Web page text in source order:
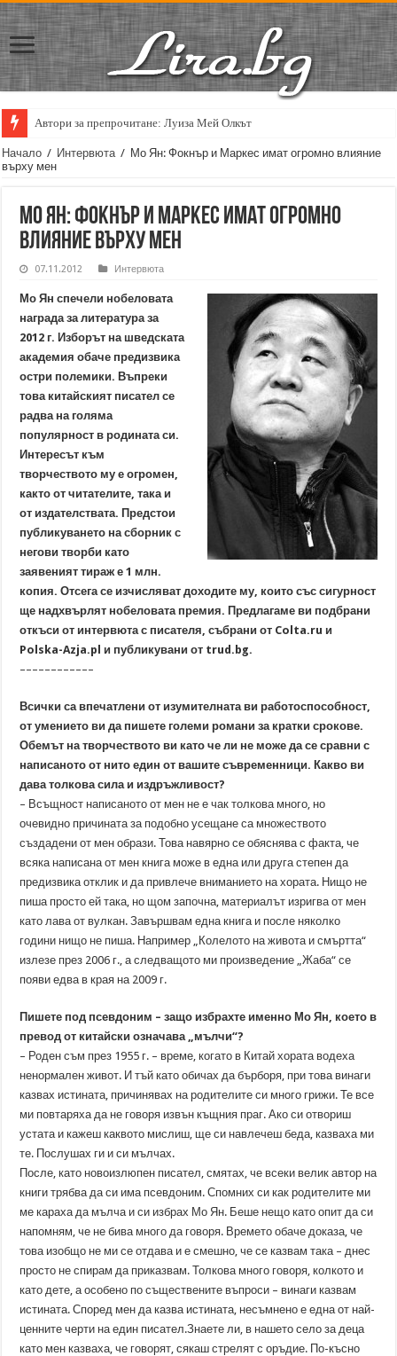
Автори за препрочитане: Луиза Мей Олкът
Кирил Кадийски: „Плачът на големия поет винаги е и сила, и
Начало / Интервюта / Мо Ян: Фокнър и Маркес имат огромно влияние
върху мен
Мо Ян: Фокнър и Маркес имат огромно
влияние върху мен
07.11.2012 Интервюта
Мо Ян спечели нобеловата
награда за литература за
2012 г. Изборът на шведската
академия обаче предизвика
остри полемики. Въпреки
това китайският писател се
радва на голяма
популярност в родината си.
Интересът към
творчеството му е огромен,
както от читателите, така и
от издателствата. Предстои
публикуването на сборник с
негови творби като
заявеният тираж е 1 млн.
копия. Отсега се изчисляват доходите му, които със сигурност
ще надхвърлят нобеловата премия. Предлагаме ви подбрани
откъси от интервюта с писателя, събрани от Colta.ru и
Polska-Azja.pl и публикувани от trud.bg.
––––––––––––
Всички са впечатлени от изумителната ви работоспособност,
от умението ви да пишете големи романи за кратки срокове.
Обемът на творчеството ви като че ли не може да се сравни с
написаното от нито един от вашите съвременници. Какво ви
дава толкова сила и издръжливост?
– Всъщност написаното от мен не е чак толкова много, но
очевидно причината за подобно усещане са множеството
създадени от мен образи. Това навярно се обяснява с факта, че
всяка написана от мен книга може в една или друга степен да
предизвика отклик и да привлече вниманието на хората. Нищо не
пиша просто ей така, но щом започна, материалът изригва от мен
като лава от вулкан. Завършвам една книга и после няколко
години нищо не пиша. Например „Колелото на живота и смъртта“
излезе през 2006 г., а следващото ми произведение „Жаба“ се
появи едва в края на 2009 г.
Пишете под псевдоним – защо избрахте именно Мо Ян, което в
превод от китайски означава „мълчи“?
– Роден съм през 1955 г. – време, когато в Китай хората водеха
ненормален живот. И тъй като обичах да бърборя, при това винаги
казвах истината, причинявах на родителите си много грижи. Те все
ми повтаряха да не говоря извън къщния праг. Ако си отвориш
устата и кажеш каквото мислиш, ще си навлечеш беда, казваха ми
те. Послушах ги и си мълчах.
После, като новоизлюпен писател, смятах, че всеки велик автор на
книги трябва да си има псевдоним. Спомних си как родителите ми
ме караха да мълча и си избрах Мо Ян. Беше нещо като опит да си
напомням, че не бива много да говоря. Времето обаче доказа, че
това изобщо не ми се отдава и е смешно, че се казвам така – днес
просто не спирам да приказвам. Толкова много говоря, колкото и
като дете, а особено по съществените въпроси – винаги казвам
истината. Според мен да казва истината, несъмнено е една от най-
ценните черти на един писател.Знаете ли, в нашето село за деца
като мен казваха, че говорят, сякаш стрелят с оръдие. По-късно